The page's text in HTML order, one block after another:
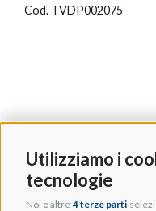
Utilizziamo i
tecnologie
Noi e altre 4 terze parti
Cod. TVDP002075